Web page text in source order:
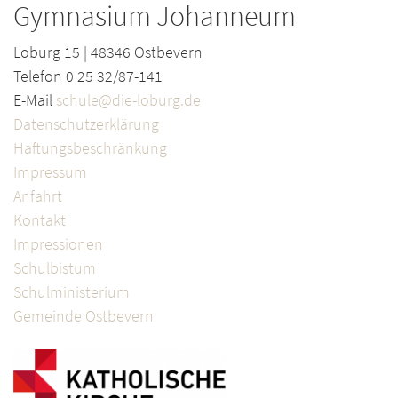
Gymnasium Johanneum
Loburg 15 | 48346 Ostbevern
Telefon 0 25 32/87-141
E-Mail schule@die-loburg.de
Datenschutzerklärung
Haftungsbeschränkung
Impressum
Anfahrt
Kontakt
Impressionen
Schulbistum
Schulministerium
Gemeinde Ostbevern